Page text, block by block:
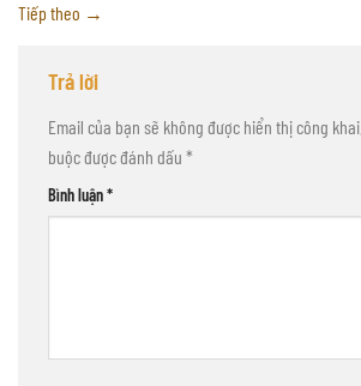
Tiếp theo →
Trả lời
Email của bạn sẽ không được hiển thị công khai.
buộc được đánh dấu *
Bình luận*